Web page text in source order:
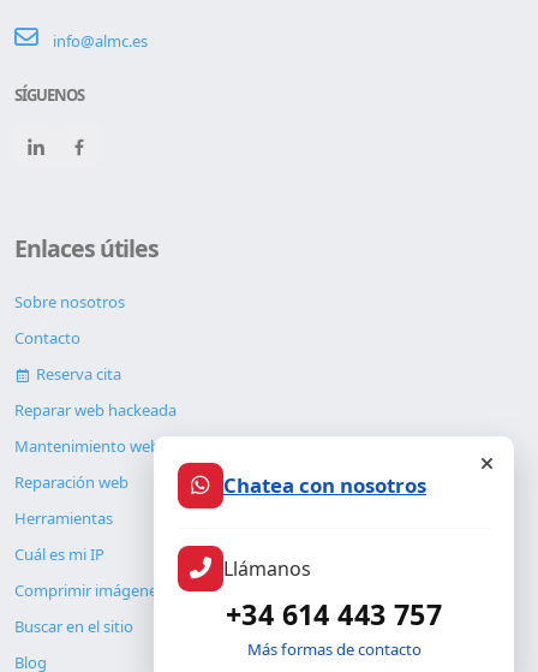
info@almc.es
SÍGUENOS
Enlaces útiles
Sobre nosotros
Contacto
Reserva cita
Reparar web hackeada
Mantenimiento web
Reparación web
Herramientas
Cuál es mi IP
Comprimir imágenes
Buscar en el sitio
Blog
Chatea con nosotros
Llámanos
+34 614 443 757
Más formas de contacto